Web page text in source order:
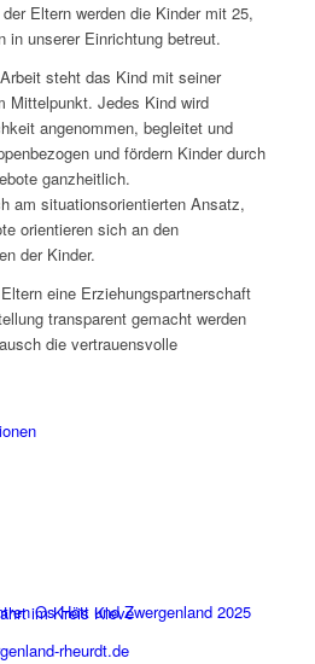
im Kreis Kleve
Eltern werden die Kinder mit 25,
in unserer Einrichtung betreut.
steht das Kind mit seiner
Mittelpunkt. Jedes Kind wird
angenommen, begleitet und
und fördern Kinder durch
ganzheitlich.
am situationsorientierten Ansatz,
orientieren sich an den
der Kinder.
eine Erziehungspartnerschaft
transparent gemacht werden
die vertrauensvolle
Os Hött und Zwergenland 2025
rheurdt.de